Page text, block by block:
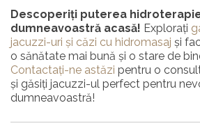
Descoperiți puterea
dumneavoastră acasă! Explorați
jacuzzi-uri și căzi cu hidromasaj și
o sănătate mai bună și o stare de
Contactați-ne astăzi pentru o
și găsiți jacuzzi-ul perfect pentru
dumneavoastră!